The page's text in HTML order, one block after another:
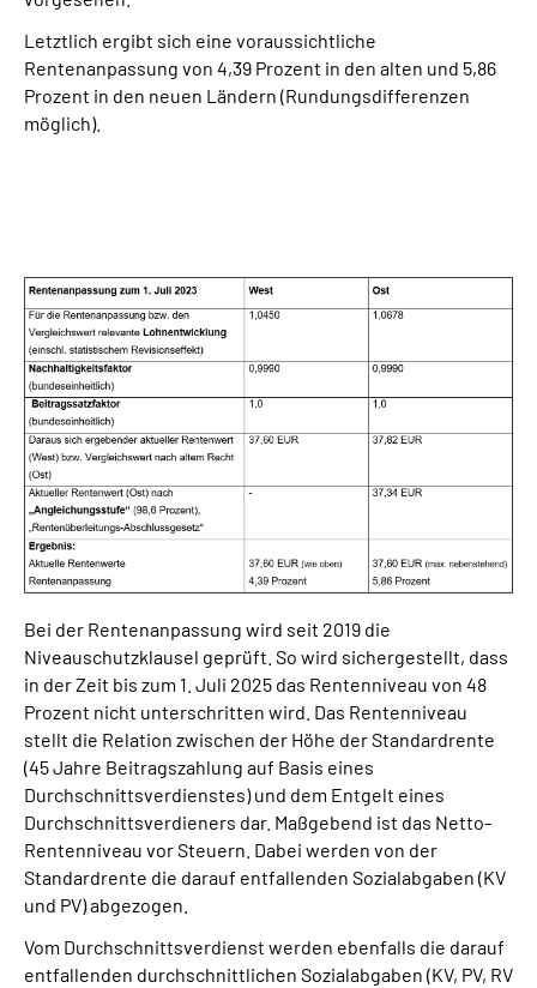
Letztlich ergibt sich eine voraussichtliche
Rentenanpassung von 4,39 Prozent in den alten und 5,86
Prozent in den neuen Ländern (Rundungsdifferenzen
möglich).
Bei der Rentenanpassung wird seit 2019 die
Niveauschutzklausel geprüft. So wird sichergestellt, dass
in der Zeit bis zum 1. Juli 2025 das Rentenniveau von 48
Prozent nicht unterschritten wird. Das Rentenniveau
stellt die Relation zwischen der Höhe der Standardrente
(45 Jahre Beitragszahlung auf Basis eines
Durchschnittsverdienstes) und dem Entgelt eines
Durchschnittsverdieners dar. Maßgebend ist das Netto-
Rentenniveau vor Steuern. Dabei werden von der
Standardrente die darauf entfallenden Sozialabgaben (KV
und PV) abgezogen.
Vom Durchschnittsverdienst werden ebenfalls die darauf
entfallenden durchschnittlichen Sozialabgaben (KV, PV, RV